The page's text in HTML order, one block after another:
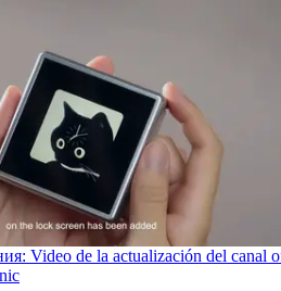
Video de la actualización del canal